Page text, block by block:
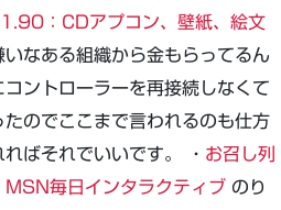
：CDアプコン、壁紙、絵文
なある組織から金もらってるん
ントローラーを再接続しなくて
のでここまで言われるのも仕方
ばそれでいいです。 ・ お召し列
MSN毎日インタラクティブ のり